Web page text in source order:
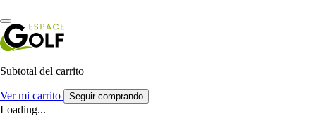
Subtotal del carrito
Ver mi carrito Seguir comprando
Loading...